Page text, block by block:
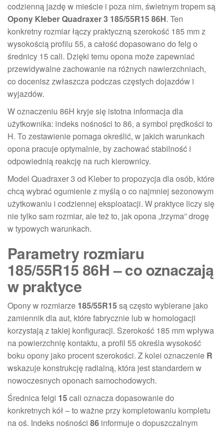
codzienną jazdę w mieście i poza nim, świetnym tropem są
Opony Kleber Quadraxer 3 185/55R15 86H. Ten
konkretny rozmiar łączy praktyczną szerokość 185 mm z
wysokością profilu 55, a całość dopasowano do felg o
średnicy 15 cali. Dzięki temu opona może zapewniać
przewidywalne zachowanie na różnych nawierzchniach,
co docenisz zwłaszcza podczas częstych dojazdów i
wyjazdów.
W oznaczeniu 86H kryje się istotna informacja dla
użytkownika: indeks nośności to 86, a symbol prędkości to
H. To zestawienie pomaga określić, w jakich warunkach
opona pracuje optymalnie, by zachować stabilność i
odpowiednią reakcję na ruch kierownicy.
Model Quadraxer 3 od Kleber to propozycja dla osób, które
chcą wybrać ogumienie z myślą o co najmniej sezonowym
użytkowaniu i codziennej eksploatacji. W praktyce liczy się
nie tylko sam rozmiar, ale też to, jak opona „trzyma” drogę
w typowych warunkach.
Parametry rozmiaru
185/55R15 86H – co oznaczają
w praktyce
Opony w rozmiarze 185/55R15są często wybierane jako
zamiennik dla aut, które fabrycznie lub w homologacji
korzystają z takiej konfiguracji. Szerokość 185 mm wpływa
na powierzchnię kontaktu, a profil 55 określa wysokość
boku opony jako procent szerokości. Z kolei oznaczenie R
wskazuje konstrukcję radialną, która jest standardem w
nowoczesnych oponach samochodowych.
Średnica felgi 15cali oznacza dopasowanie do
konkretnych kół – to ważne przy kompletowaniu kompletu
na oś. Indeks nośności 86 informuje o dopuszczalnym